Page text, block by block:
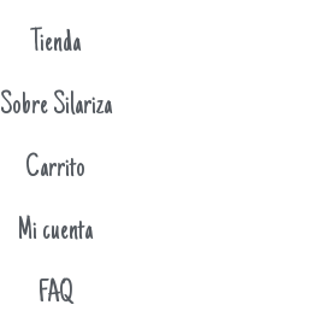
Tienda
Sobre Silariza
Carrito
Mi cuenta
FAQ